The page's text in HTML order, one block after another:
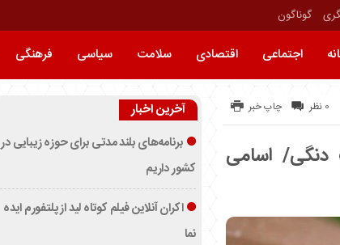
گوناگون
اجتماعی اقتصادی سلامت سیاسی فرهنگی
چاپ خبر 0 نظر
به تب دنگی/ اسامی
آخرین اخبار
برنامه‌های بلند مدتی برای حوزه زیبایی در
کشور داریم
اکران آنلاین فیلم کوتاه لید از پلتفورم ایده
نما